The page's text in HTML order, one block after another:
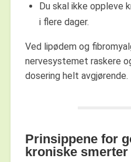
Du skal ikke oppleve
i flere dager.
Ved lipødem og
nervesystemet raskere
dosering helt avgjørende.
Prinsippene for
kroniske smerter